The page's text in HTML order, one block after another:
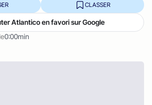
0:00min
CLASSER
Atlantico en favori sur Google